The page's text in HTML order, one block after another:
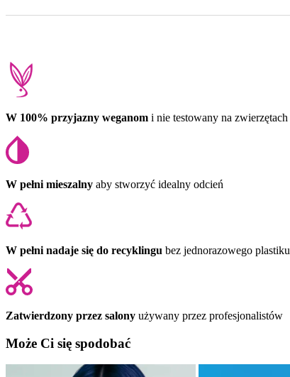
W 100% przyjazny weganom i nie testowany na zwierzętach
W pełni mieszalny aby stworzyć idealny odcień
W pełni nadaje się do recyklingu bez jednorazowego plastiku
Zatwierdzony przez salony używany przez profesjonalistów
Może Ci się spodobać